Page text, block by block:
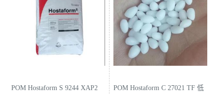
荣
POM Hostaform S 9244 XAP2
POM Hostaform C 27021 TF 低